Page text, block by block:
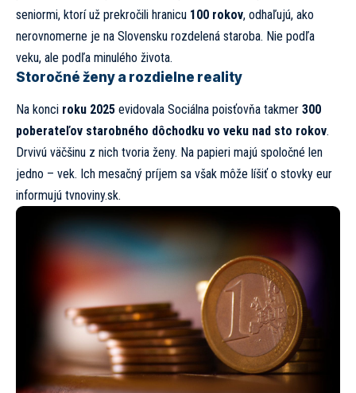
seniormi, ktorí už prekročili hranicu 100 rokov, odhaľujú, ako
nerovnomerne je na Slovensku rozdelená staroba. Nie podľa
veku, ale podľa minulého života.
Storočné ženy a rozdielne reality
Na konci roku 2025 evidovala Sociálna poisťovňa takmer 300
poberateľov starobného dôchodku vo veku nad sto rokov.
Drvivú väčšinu z nich tvoria ženy. Na papieri majú spoločné len
jedno – vek. Ich mesačný príjem sa však môže líšiť o stovky eur
informujú tvnoviny.sk.